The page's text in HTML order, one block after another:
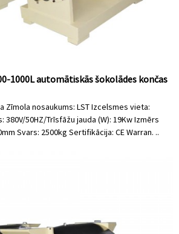
1000L automātiskās šokolādes končas
Zīmola nosaukums: LST Izcelsmes vieta:
380V/50HZ/Trīsfāžu jauda (W): 19Kw Izmērs
Svars: 2500kg Sertifikācija: CE Warran. ..